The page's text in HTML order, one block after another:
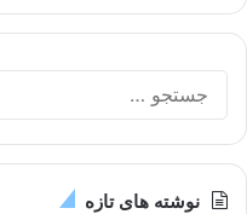
نوشته های تازه